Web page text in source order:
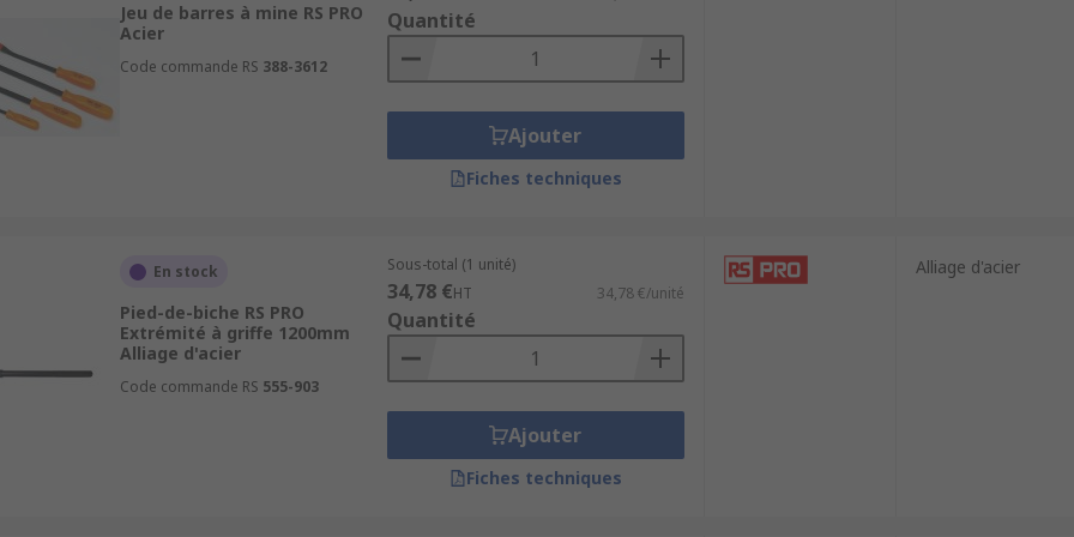
pour des projets de construction et de rénovation. Il peut servir au démontage de palette, de
. Ces précieux accessoires de travail sont notamment prisés des :
Jeu de barres à mine RS PRO
Acier
Code commande RS 388-3612
Quantité
Ajouter
Fiches techniques
En stock
Pied-de-biche RS PRO
Extrémité à griffe 1200mm
Alliage d'acier
Code commande RS 555-903
Sous-total (1 unité)
34,78 €HT 34,78 €/unité
Quantité
Ajouter
Fiches techniques
Alliage d'acier